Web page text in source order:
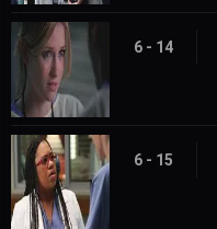
6 - 14
6 - 15